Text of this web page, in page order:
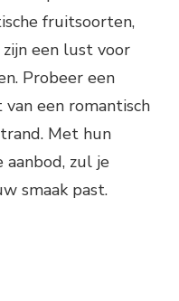
fruitsoorten,
een lust voor
Probeer een
een romantisch
Met hun
zul je
smaak past.